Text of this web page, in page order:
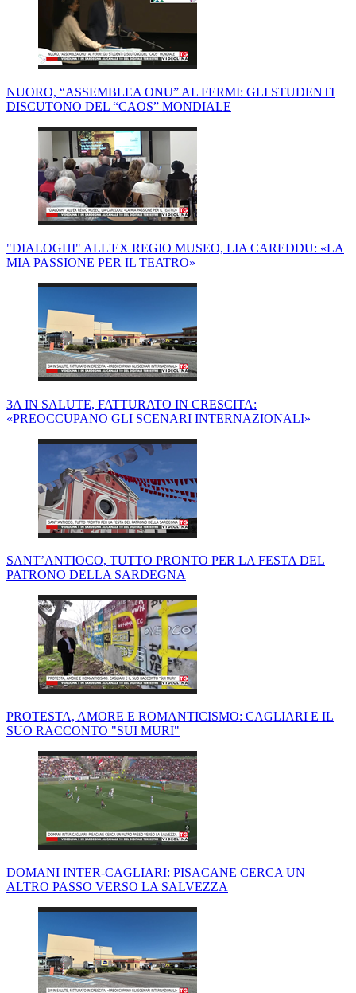
NUORO, “ASSEMBLEA ONU” AL FERMI: GLI STUDENTI
DISCUTONO DEL “CAOS” MONDIALE
"DIALOGHI" ALL'EX REGIO MUSEO, LIA CAREDDU: «LA
MIA PASSIONE PER IL TEATRO»
3A IN SALUTE, FATTURATO IN CRESCITA:
«PREOCCUPANO GLI SCENARI INTERNAZIONALI»
SANT’ANTIOCO, TUTTO PRONTO PER LA FESTA DEL
PATRONO DELLA SARDEGNA
PROTESTA, AMORE E ROMANTICISMO: CAGLIARI E IL
SUO RACCONTO "SUI MURI"
DOMANI INTER-CAGLIARI: PISACANE CERCA UN
ALTRO PASSO VERSO LA SALVEZZA